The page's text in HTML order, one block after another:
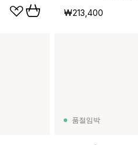
₩213,400
품절임박